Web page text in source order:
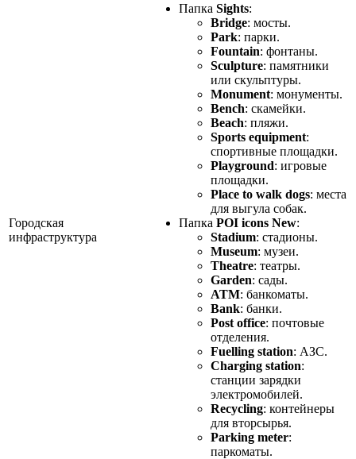
Городская
инфраструктура
Папка Sights:
Bridge: мосты.
Park: парки.
Fountain: фонтаны.
Sculpture: памятники
или скульптуры.
Monument: монументы.
Bench: скамейки.
Beach: пляжи.
Sports equipment:
спортивные площадки.
Playground: игровые
площадки.
Place to walk dogs: места
для выгула собак.
Папка POI icons New:
Stadium: стадионы.
Museum: музеи.
Theatre: театры.
Garden: сады.
ATM: банкоматы.
Bank: банки.
Post office: почтовые
отделения.
Fuelling station: АЗС.
Charging station:
станции зарядки
электромобилей.
Recycling: контейнеры
для вторсырья.
Parking meter:
паркоматы.